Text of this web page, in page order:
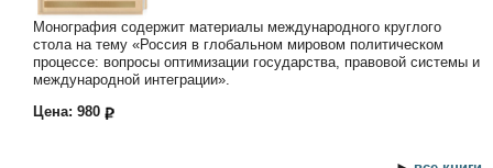
Монография содержит материалы международного круглого
стола на тему «Россия в глобальном мировом политическом
процессе: вопросы оптимизации государства, правовой системы и
международной интеграции».
Цена: 980